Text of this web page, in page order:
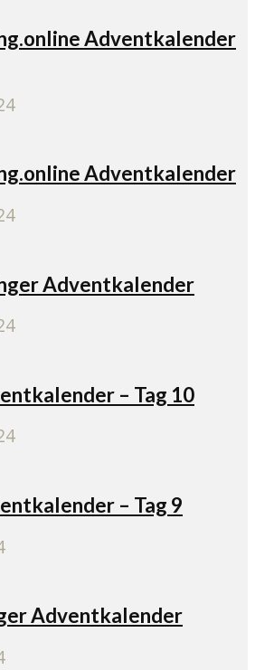
Adventkalender
Adventkalender
Adventkalender
– Tag 10
– Tag 9
Adventkalender